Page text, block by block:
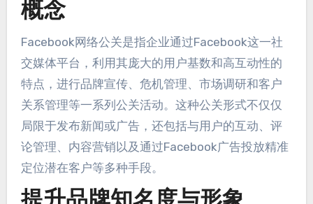
概念
Facebook网络公关是指企业通过Facebook这一社
交媒体平台 ， 利用其庞大的用户基数和高互动性的
特点 ， 进行品牌宣传、 危机管理
市场调研和客户
关系管理等一系列公关活动。 这种公关形式不仅仅
局限于发布新闻或广告， 还包括与用户的互动
评
论管理
内容营销以及通过Facebook广告投放精准
定位潜在客户等多种手段。